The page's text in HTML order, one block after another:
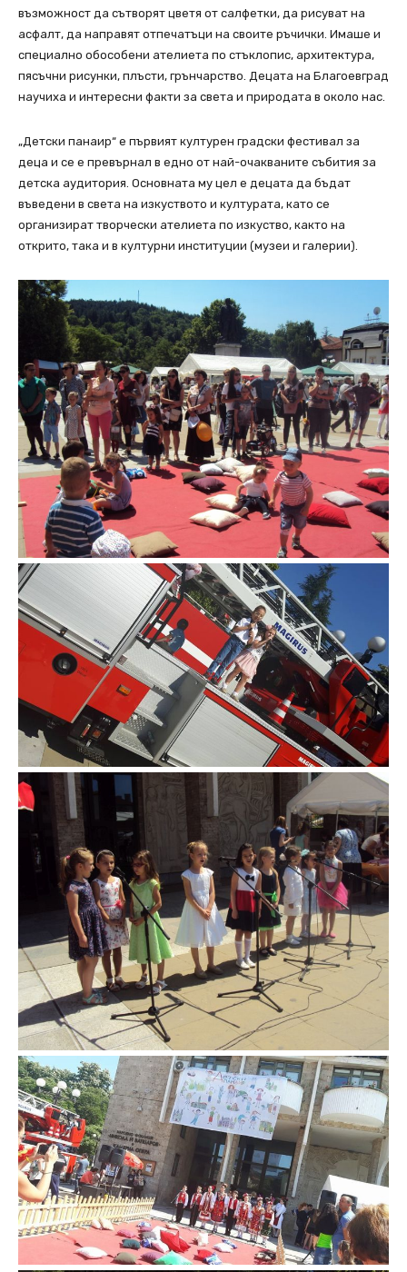
възможност да сътворят цветя от салфетки, да рисуват на
асфалт, да направят отпечатъци на своите ръчички. Имаше и
специално обособени ателиета по стъклопис, архитектура,
пясъчни рисунки, плъсти, грънчарство. Децата на Благоевград
научиха и интересни факти за света и природата в около нас.
„Детски панаир“ е първият културен градски фестивал за
деца и се е превърнал в едно от най-очакваните събития за
детска аудитория. Основната му цел е децата да бъдат
въведени в света на изкуството и културата, като се
организират творчески ателиета по изкуство, както на
открито, така и в културни институции (музеи и галерии).